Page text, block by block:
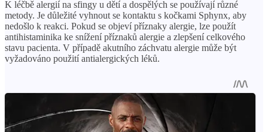
K léčbě alergií na sfingy u dětí a dospělých se používají různé
metody. Je důležité vyhnout se kontaktu s kočkami Sphynx, aby
nedošlo k reakci. Pokud se objeví příznaky alergie, lze použít
antihistaminika ke snížení příznaků alergie a zlepšení celkového
stavu pacienta. V případě akutního záchvatu alergie může být
vyžadováno použití antialergických léků.